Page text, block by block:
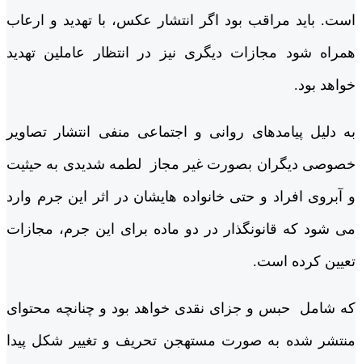
است. باید مراقب بود اگر انتشار عکس، با تهدید و ارعاب
همراه شود مجازات دیگری نیز در انتظار عاملین تهدید
خواهد بود.
به دلیل پیامدهای روانی و اجتماعی منفی انتشار تصاویر
خصوصی دیگران بصورت غیر مجاز لطمه شدیدی به حیثیت
و آبروی افراد و حتی خانواده هایشان در اثر این جرم وارد
می شود که قانونگذار در دو ماده برای این جرم، مجازات
تعیین کرده است.
که شامل حبس و جزای نقدی خواهد بود و چنانچه محتوای
منتشر شده به صورت مستهجن تحریف و تغییر شکل پیدا